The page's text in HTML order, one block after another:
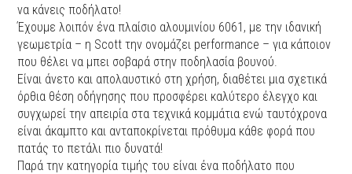
να κάνεις ποδήλατο!
Έχουμε λοιπόν ένα πλαίσιο αλουμινίου 6061, με την ιδανική
γεωμετρία – η Scott την ονομάζει performance – για κάποιον
που θέλει να μπει σοβαρά στην ποδηλασία βουνού.
Είναι άνετο και απολαυστικό στη χρήση, διαθέτει μια σχετικά
όρθια θέση οδήγησης που προσφέρει καλύτερο έλεγχο και
συγχωρεί την απειρία στα τεχνικά κομμάτια ενώ ταυτόχρονα
είναι άκαμπτο και ανταποκρίνεται πρόθυμα κάθε φορά που
πατάς το πετάλι πιο δυνατά!
Παρά την κατηγορία τιμής του είναι ένα ποδήλατο που